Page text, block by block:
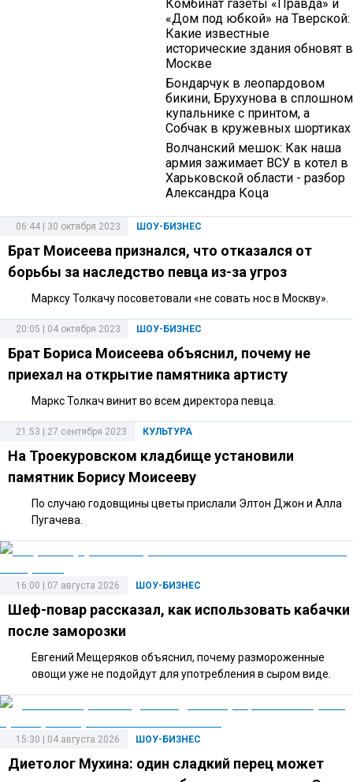
Комбинат газеты «Правда» и
«Дом под юбкой» на Тверской:
Какие известные
исторические здания обновят в
Москве
Бондарчук в леопардовом
бикини, Брухунова в сплошном
купальнике с принтом, а
Собчак в кружевных шортиках
Волчанский мешок: Как наша
армия зажимает ВСУ в котел в
Харьковской области - разбор
Александра Коца
ШОУ-БИЗНЕС
06:44 | 30 октября 2023
Брат Моисеева признался, что отказался от
борьбы за наследство певца из-за угроз
Марксу Толкачу посоветовали «не совать нос в Москву».
ШОУ-БИЗНЕС
20:05 | 04 октября 2023
Брат Бориса Моисеева объяснил, почему не
приехал на открытие памятника артисту
Маркс Толкач винит во всем директора певца.
КУЛЬТУРА
21:53 | 27 сентября 2023
На Троекуровском кладбище установили
памятник Борису Моисееву
По случаю годовщины цветы прислали Элтон Джон и Алла
Пугачева.
ШОУ-БИЗНЕС
16:00 | 07 августа 2026
Шеф-повар рассказал, как использовать кабачки
после заморозки
Евгений Мещеряков объяснил, почему размороженные
овощи уже не подойдут для употребления в сыром виде.
ШОУ-БИЗНЕС
15:30 | 04 августа 2026
Диетолог Мухина: один сладкий перец может